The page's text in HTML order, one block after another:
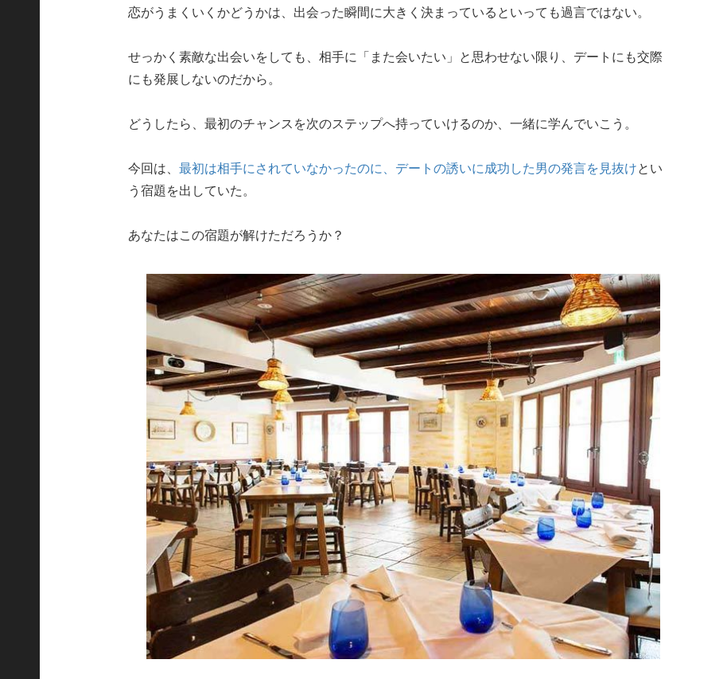
恋がうまくいくかどうかは、出会った瞬間に大きく決まっているといっても過言ではない。
せっかく素敵な出会いをしても、相手に「また会いたい」と思わせない限り、デートにも交際
にも発展しないのだから。
どうしたら、最初のチャンスを次のステップへ持っていけるのか、一緒に学んでいこう。
今回は、最初は相手にされていなかったのに、デートの誘いに成功した男の発言を見抜けとい
う宿題を出していた。
あなたはこの宿題が解けただろうか？